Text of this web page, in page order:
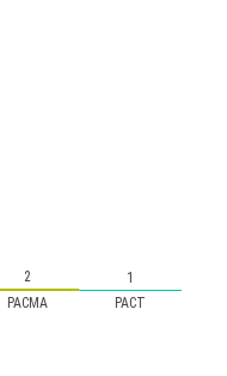
PACMA PACT
2 1